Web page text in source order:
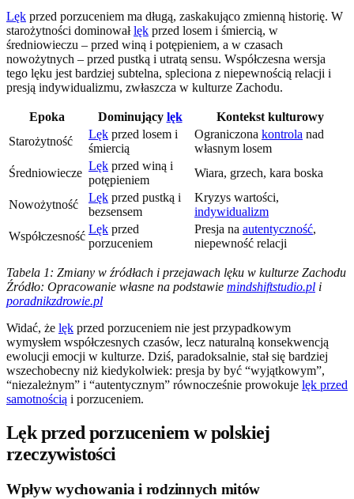
Lęk przed porzuceniem ma długą, zaskakująco zmienną historię. W
starożytności dominowałlęk przed losem i śmiercią, w
średniowieczu – przed winą i potępieniem, a w czasach
nowożytnych – przed pustką i utratą sensu. Współczesna wersja
tego lęku jest bardziej subtelna, spleciona z niepewnością relacji i
presją indywidualizmu, zwłaszcza w kulturze Zachodu.
Epoka Dominujący lęk
Kontekst kulturowy
Starożytność
Lęk przed losem i
śmiercią
Ograniczona kontrola nad
własnym losem
Średniowiecze
Lęk przed winą i
potępieniem
Wiara, grzech, kara boska
Nowożytność
Lęk przed pustką i
bezsensem
Kryzys wartości,
indywidualizm
Współczesność
Lęk przed
porzuceniem
Presja na autentyczność,
niepewność relacji
Tabela 1: Zmiany w źródłach i przejawach lęku w kulturze Zachodu
Źródło: Opracowanie własne na podstawie mindshiftstudio.pl i
poradnikzdrowie.pl
Widać, że lęk przed porzuceniem nie jest przypadkowym
wymysłem współczesnych czasów, lecz naturalną konsekwencją
ewolucji emocji w kulturze. Dziś, paradoksalnie, stał się bardziej
wszechobecny niż kiedykolwiek: presja by być “wyjątkowym”,
“niezależnym” i “autentycznym” równocześnie prowokuje lęk przed
samotnością i porzuceniem.
Lęk przed porzuceniem w polskiej
rzeczywistości
Wpływ wychowania i rodzinnych mitów